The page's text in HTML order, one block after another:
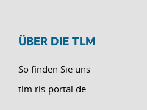
ÜBER DIE TLM
So finden Sie uns
tlm.ris-portal.de